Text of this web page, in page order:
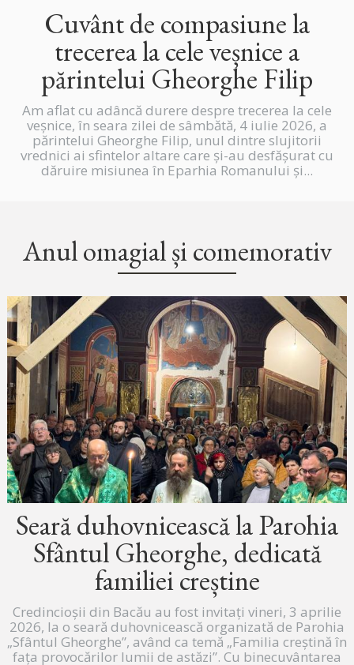
Cuvânt de compasiune la
trecerea la cele veșnice a
părintelui Gheorghe Filip
Am aflat cu adâncă durere despre trecerea la cele
veșnice, în seara zilei de sâmbătă, 4 iulie 2026, a
părintelui Gheorghe Filip, unul dintre slujitorii
vrednici ai sfintelor altare care și-au desfășurat cu
dăruire misiunea în Eparhia Romanului și...
Anul omagial și comemorativ
Seară duhovnicească la Parohia
Sfântul Gheorghe, dedicată
familiei creștine
Credincioșii din Bacău au fost invitați vineri, 3 aprilie
2026, la o seară duhovnicească organizată de Parohia
„Sfântul Gheorghe”, având ca temă „Familia creștină în
fața provocărilor lumii de astăzi”. Cu binecuvântarea